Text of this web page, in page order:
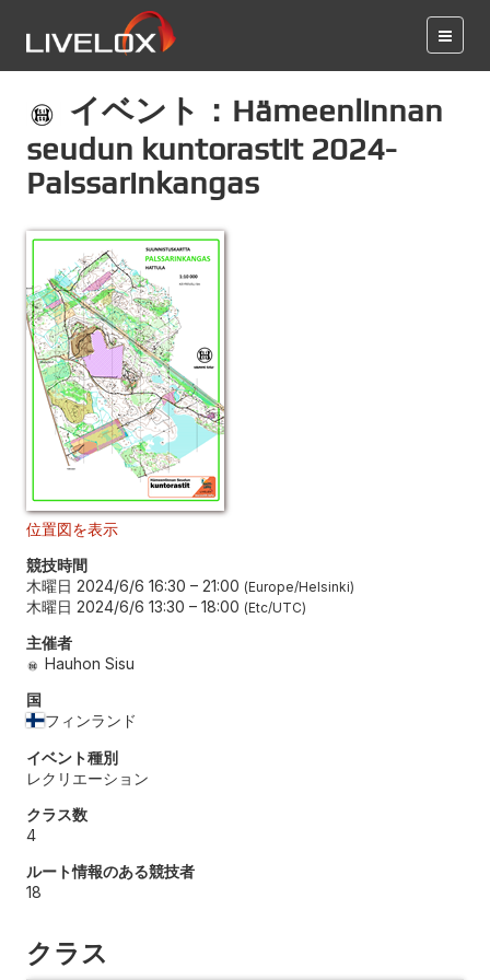
イベント：Hämeenlinnan
seudun kuntorastit 2024-
Palssarinkangas
位置図を表示
競技時間
木曜日 2024/6/6 16:30 – 21:00 Europe/Helsinki
木曜日 2024/6/6 13:30 – 18:00 Etc/UTC
主催者
Hauhon Sisu
国
フィンランド
イベント種別
レクリエーション
クラス数
4
ルート情報のある競技者
18
クラス